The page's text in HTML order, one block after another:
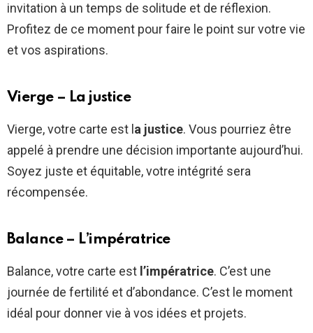
invitation à un temps de solitude et de réflexion.
Profitez de ce moment pour faire le point sur votre vie
et vos aspirations.
Vierge – La justice
Vierge, votre carte est l a justice. Vous pourriez être
appelé à prendre une décision importante aujourd’hui.
Soyez juste et équitable, votre intégrité sera
récompensée.
Balance – L’impératrice
Balance, votre carte est l’impératrice. C’est une
journée de fertilité et d’abondance. C’est le moment
idéal pour donner vie à vos idées et projets.